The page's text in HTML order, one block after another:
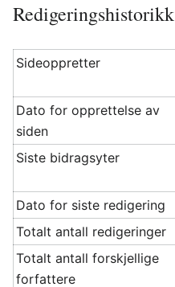
Redigeringshistorikk
Sideoppretter
Dato for opprettelse av
siden
Siste bidragsyter
Dato for siste redigering
Totalt antall redigeringer
Totalt antall forskjellige
forfattere